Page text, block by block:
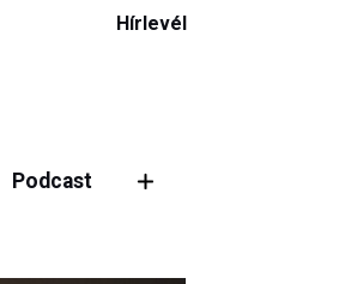
Hírlevél
Podcast